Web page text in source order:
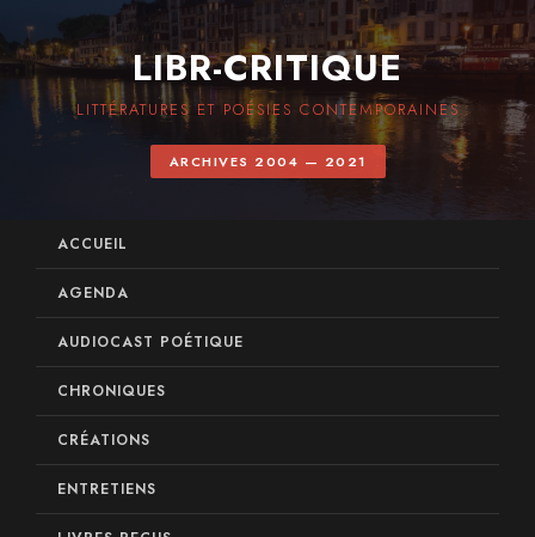
LIBR-CRITIQUE
LITTÉRATURES ET POÉSIES CONTEMPORAINES
ARCHIVES 2004 — 2021
ACCUEIL
AGENDA
AUDIOCAST POÉTIQUE
CHRONIQUES
CRÉATIONS
ENTRETIENS